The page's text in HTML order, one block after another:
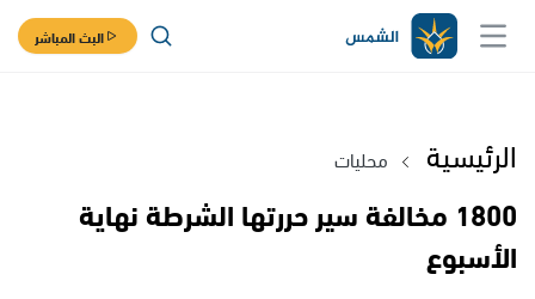
البث المباشر
الرئيسية محليات
1800 مخالفة سير حررتها الشرطة نهاية
الأسبوع